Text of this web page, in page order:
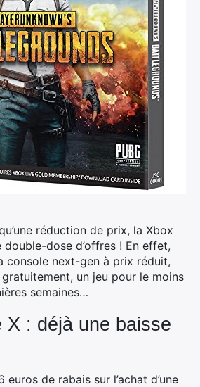
réduction de prix, la Xbox
double-dose d’offres ! En effet,
console next-gen à prix réduit,
un jeu pour le moins
semaines…
X : déjà une baisse
euros de rabais sur l’achat d’une